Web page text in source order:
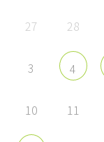
27 28
3 4
10 11